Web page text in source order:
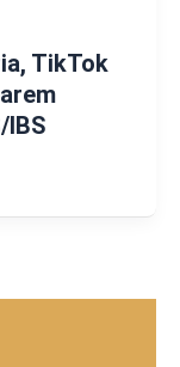
TikTok
IBS